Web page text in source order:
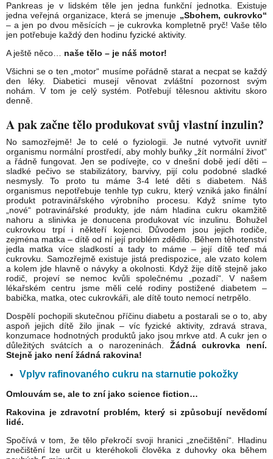
Pankreas je v lidském těle jen jedna funkční jednotka. Existuje
jedna veřejná organizace, která se jmenuje „Sbohem, cukrovko“
– a jen po dvou měsících – je cukrovka kompletně pryč! Vaše tělo
jen potřebuje každý den hodinu fyzické aktivity.
A ještě něco… naše tělo – je náš motor!
Všichni se o ten „motor“ musíme pořádně starat a necpat se každý
den léky. Diabetici musejí věnovat zvláštní pozornost svým
nohám. V tom je celý systém. Potřebují tělesnou aktivitu skoro
denně.
A pak začne tělo produkovat svůj vlastní inzulin?
No samozřejmě! Je to celé o fyziologii. Je nutné vytvořit uvnitř
organismu normální prostředí, aby mohly buňky „žít normální život“
a řádně fungovat. Jen se podívejte, co v dnešní době jedí děti –
sladké pečivo se stabilizátory, barvivy, pijí colu podobné sladké
nesmysly. To proto tu máme 3-4 leté děti s diabetem. Náš
organismus nepotřebuje tenhle typ cukru, který vzniká jako finální
produkt potravinářského výrobního procesu. Když sníme tyto
„nové“ potravinářské produkty, jde nám hladina cukru okamžitě
nahoru a slinivka je donucena produkovat víc inzulinu. Bohužel
cukrovkou trpí i někteří kojenci. Důvodem jsou jejich rodiče,
zejména matka – dítě od ní její problém zdědilo. Během těhotenství
jedla matka více sladkostí a tady to máme – její dítě teď má
cukrovku. Samozřejmě existuje jistá predispozice, ale vzato kolem
a kolem jde hlavně o návyky a okolnosti. Když žije dítě stejně jako
rodič, projeví se nemoc kvůli společnému „pozadí“. V našem
lékařském centru jsme měli celé rodiny postižené diabetem –
babička, matka, otec cukrovkáři, ale dítě touto nemocí netrpělo.
Dospělí pochopili skutečnou příčinu diabetu a postarali se o to, aby
aspoň jejich dítě žilo jinak – víc fyzické aktivity, zdravá strava,
konzumace hodnotných produktů jako jsou mrkve atd. A cukr jen o
důležitých svátcích a o narozeninách. Žádná cukrovka není.
Stejně jako není žádná rakovina!
Vplyv rafinovaného cukru na starnutie pokožky
Omlouvám se, ale to zní jako science fiction…
Rakovina je zdravotní problém, který si způsobují nevědomí
lidé.
Spočívá v tom, že tělo překročí svoji hranici „znečištění“. Hladinu
znečištění lze určit u kteréhokoli člověka z duhovky oka během